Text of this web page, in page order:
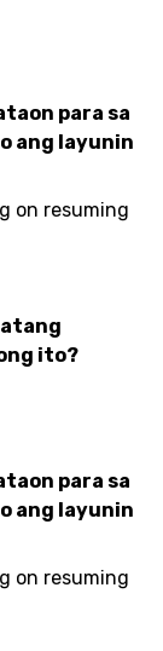
para sa
ang layunin
on resuming
ito?
para sa
ang layunin
on resuming